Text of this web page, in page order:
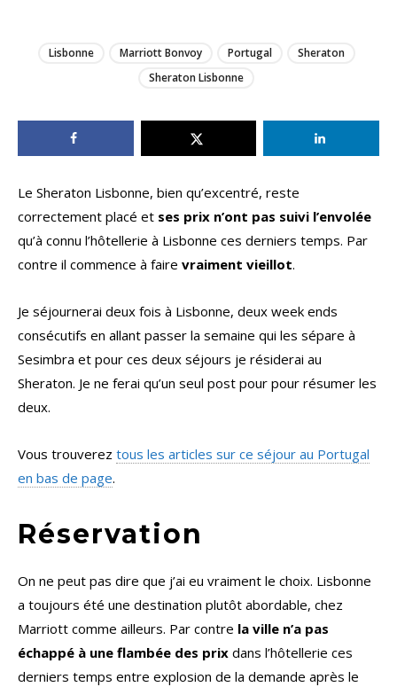
Lisbonne Marriott Bonvoy Portugal
Sheraton
Sheraton Lisbonne
Le Sheraton Lisbonne, bien qu’excentré, reste
correctement placé et ses prix n’ont pas suivi l’envolée
qu’à connu l’hôtellerie à Lisbonne ces derniers temps. Par
contre il commence à faire vraiment vieillot.
Je séjournerai deux fois à Lisbonne, deux week ends
consécutifs en allant passer la semaine qui les sépare à
Sesimbra et pour ces deux séjours je résiderai au
Sheraton. Je ne ferai qu’un seul post pour pour résumer les
deux.
Vous trouverez tous les articles sur ce séjour au Portugal
en bas de page.
Réservation
On ne peut pas dire que j’ai eu vraiment le choix. Lisbonne
a toujours été une destination plutôt abordable, chez
Marriott comme ailleurs. Par contre la ville n’a pas
échappé à une flambée des prix dans l’hôtellerie ces
derniers temps entre explosion de la demande après le